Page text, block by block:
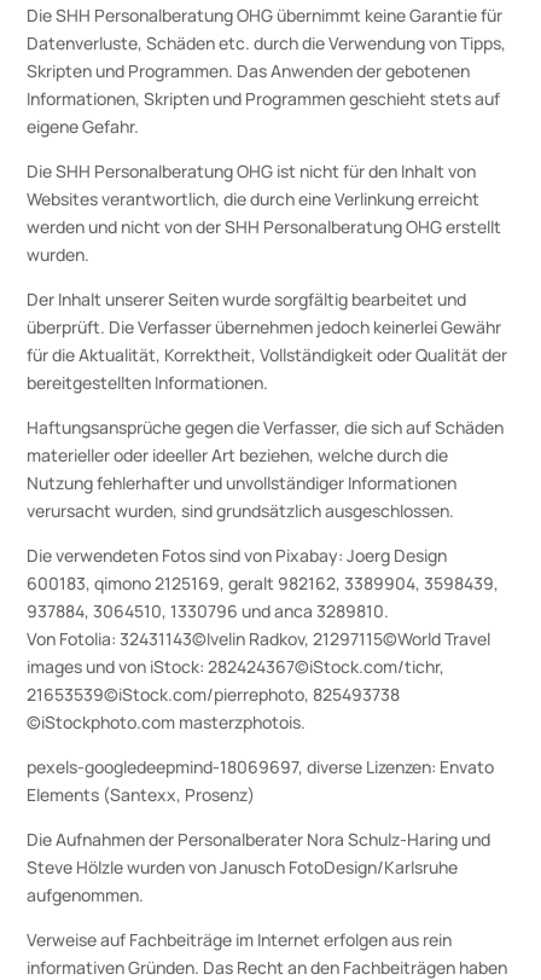
Die SHH Personalberatung OHG übernimmt keine Garantie für
Datenverluste, Schäden etc. durch die Verwendung von Tipps,
Skripten und Programmen. Das Anwenden der gebotenen
Informationen, Skripten und Programmen geschieht stets auf
eigene Gefahr.
Die SHH Personalberatung OHG ist nicht für den Inhalt von
Websites verantwortlich, die durch eine Verlinkung erreicht
werden und nicht von der SHH Personalberatung OHG erstellt
wurden.
Der Inhalt unserer Seiten wurde sorgfältig bearbeitet und
überprüft. Die Verfasser übernehmen jedoch keinerlei Gewähr
für die Aktualität, Korrektheit, Vollständigkeit oder Qualität der
bereitgestellten Informationen.
Haftungsansprüche gegen die Verfasser, die sich auf Schäden
materieller oder ideeller Art beziehen, welche durch die
Nutzung fehlerhafter und unvollständiger Informationen
verursacht wurden, sind grundsätzlich ausgeschlossen.
Die verwendeten Fotos sind von Pixabay: Joerg Design
600183, qimono 2125169, geralt 982162, 3389904, 3598439,
937884, 3064510, 1330796 und anca 3289810.
Von Fotolia: 32431143©Ivelin Radkov, 21297115©World Travel
images und von iStock: 282424367©iStock.com/tichr,
21653539©iStock.com/pierrephoto, 825493738
©iStockphoto.com masterzphotois.
pexels-googledeepmind-18069697, diverse Lizenzen: Envato
Elements (Santexx, Prosenz)
Die Aufnahmen der Personalberater Nora Schulz-Haring und
Steve Hölzle wurden von Janusch FotoDesign/Karlsruhe
aufgenommen.
Verweise auf Fachbeiträge im Internet erfolgen aus rein
informativen Gründen. Das Recht an den Fachbeiträgen haben